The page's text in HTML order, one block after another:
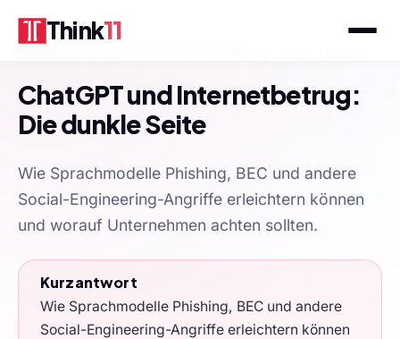
Think11
ChatGPT und Internetbetrug:
Die dunkle Seite
Wie Sprachmodelle Phishing, BEC und andere
Social-Engineering-Angriffe erleichtern können
und worauf Unternehmen achten sollten.
Kurzantwort
Wie Sprachmodelle Phishing, BEC und andere
Social-Engineering-Angriffe erleichtern können